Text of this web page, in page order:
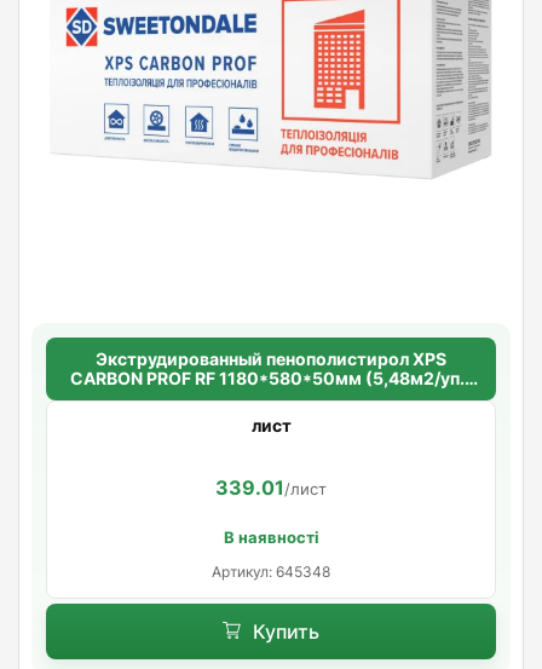
Экструдированный пенополистирол XPS
CARBON PROF RF 1180*580*50мм (5,48м2/уп.)
(8шт/уп.)
лист
339.01/лист
В наявності
Артикул: 645348
Купить